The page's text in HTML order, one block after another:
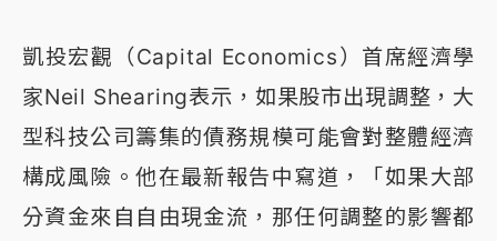
凱投宏觀（Capital Economics）首席經濟學
家Neil Shearing表示，如果股市出現調整，大
型科技公司籌集的債務規模可能會對整體經濟
構成風險。他在最新報告中寫道，「如果大部
分資金來自自由現金流，那任何調整的影響都